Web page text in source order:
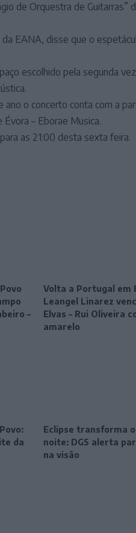
de Orquestra de
EANA, disse que o
escolhido pela segunda
ano o concerto conta com a
– Eborae Musica.
as 21:00 desta sexta feira.
–
Volta a Portugal em
Leangel Linarez
Elvas – Rui Oliveira
amarelo
da
Eclipse transforma
noite: DGS alerta
na visão